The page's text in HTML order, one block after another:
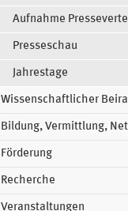
Aufnahme
Presseschau
Jahrestage
Wissenschaftlicher
Bildung, Vermittlung,
Förderung
Recherche
Veranstaltungen